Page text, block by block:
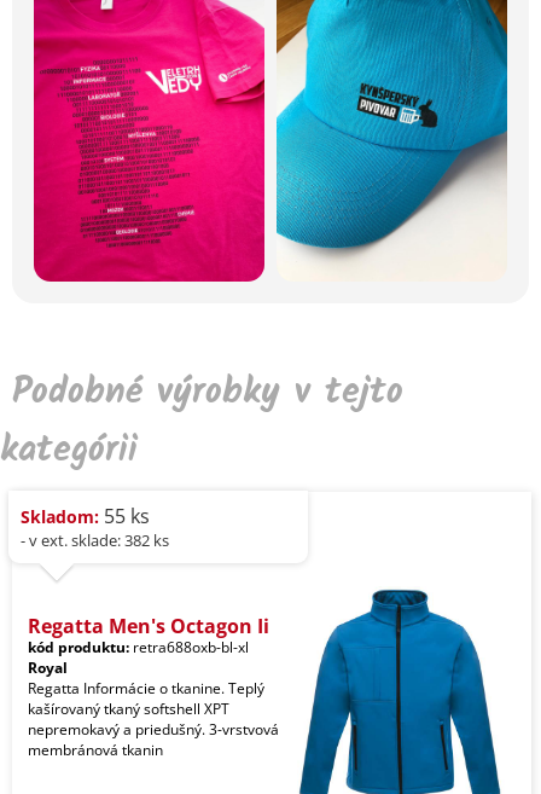
Podobné výrobky v tejto
kategórii
Skladom: 55 ks
- v ext. sklade: 382 ks
Regatta Men's Octagon Ii
kód produktu: retra688oxb-bl-xl
Royal
Regatta Informácie o tkanine. Teplý
kašírovaný tkaný softshell XPT
nepremokavý a priedušný. 3-vrstvová
membránová tkanin